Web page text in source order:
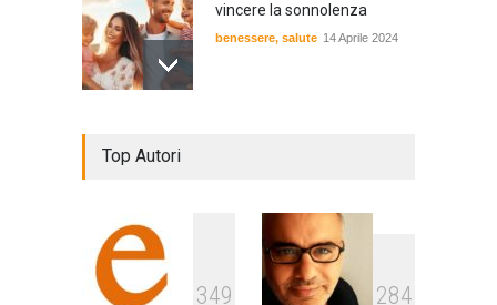
vincere la sonnolenza
benessere, salute 14 Aprile 2024
E tu hai paura del buio?
Top Autori
349 284